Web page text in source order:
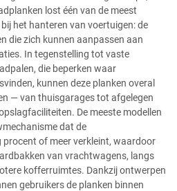
lost één van de meest
het hanteren van voertuigen: de
die zich kunnen aanpassen aan
In tegenstelling tot vaste
die beperken waar
kunnen deze planken overal
— van thuisgarages tot afgelegen
De meeste modellen
dat de
of meer verkleint, waardoor
van vrachtwagens, langs
kofferruimtes. Dankzij ontwerpen
gebruikers de planken binnen